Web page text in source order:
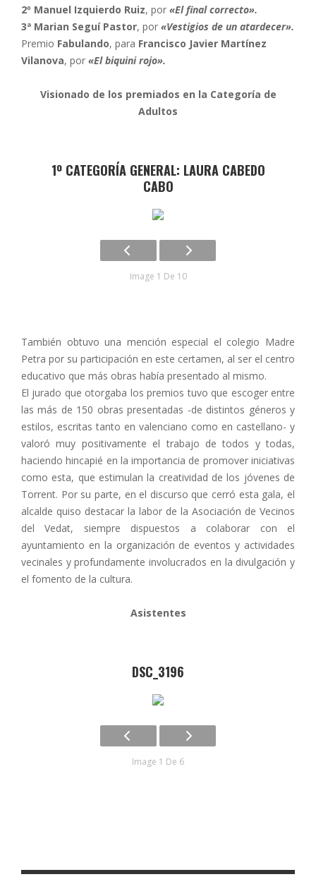
2º Manuel Izquierdo Ruiz, por «El final correcto».
3ª Marian Seguí Pastor, por «Vestigios de un atardecer».
Premio Fabulando, para Francisco Javier Martínez
Vilanova, por «El biquini rojo».
Visionado de los premiados en la Categoría de
Adultos
1º CATEGORÍA GENERAL: LAURA CABEDO
CABO
Image 1 De 10
También obtuvo una mención especial el colegio Madre
Petra por su participación en este certamen, al ser el centro
educativo que más obras había presentado al mismo.
El jurado que otorgaba los premios tuvo que escoger entre
las más de 150 obras presentadas -de distintos géneros y
estilos, escritas tanto en valenciano como en castellano- y
valoró muy positivamente el trabajo de todos y todas,
haciendo hincapié en la importancia de promover iniciativas
como esta, que estimulan la creatividad de los jóvenes de
Torrent. Por su parte, en el discurso que cerró esta gala, el
alcalde quiso destacar la labor de la Asociación de Vecinos
del Vedat, siempre dispuestos a colaborar con el
ayuntamiento en la organización de eventos y actividades
vecinales y profundamente involucrados en la divulgación y
el fomento de la cultura.
Asistentes
DSC_3196
Image 1 De 6